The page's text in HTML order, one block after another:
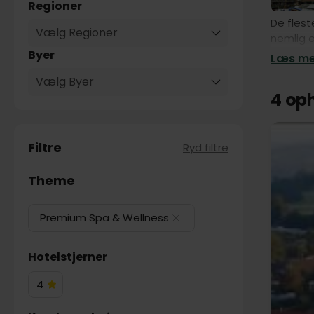
Regioner
Vælg Regioner
Byer
Vælg Byer
Filtre Ryd filtre
Theme
Premium Spa & Wellness
Hotelstjerner
4
4
De
helt
kan I
Med
et
og
Læs
4